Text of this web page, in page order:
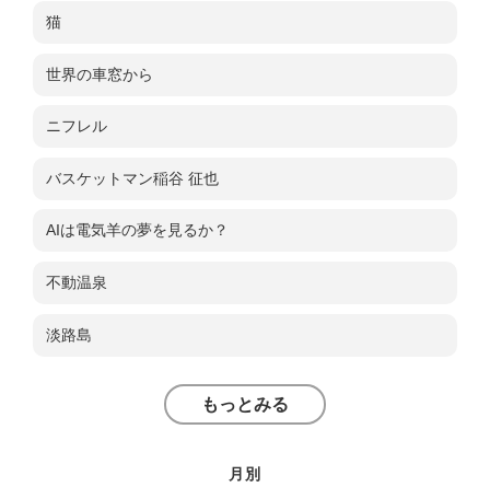
猫
世界の車窓から
ニフレル
バスケットマン稲谷 征也
AIは電気羊の夢を見るか？
不動温泉
淡路島
もっとみる
月別